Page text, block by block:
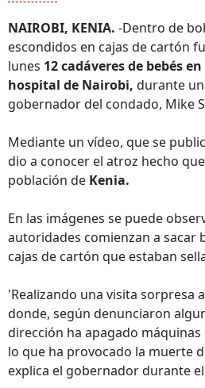
NAIROBI, KENIA. -Dentro de
escondidos en cajas de cartón
lunes 12 cadáveres de bebés
hospital de Nairobi, durante
gobernador del condado, Mike
Mediante un vídeo, que se
dio a conocer el atroz hecho
población de Kenia.
En las imágenes se puede
autoridades comienzan a sacar
cajas de cartón que estaban
'Realizando una visita sorpresa
donde, según denunciaron
dirección ha apagado
lo que ha provocado la muerte
explica el gobernador durante el